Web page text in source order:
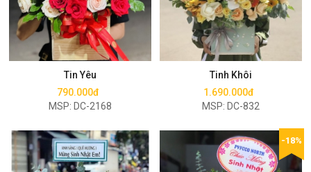
Tin Yêu
790.000đ
MSP: DC-2168
Mua ngay
Tinh Khôi
1.690.000đ
MSP: DC-832
Mua ngay
-18%